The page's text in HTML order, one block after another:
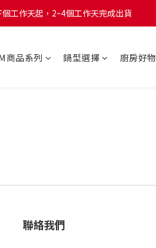
工作天起，2~4個工作天完成出貨
工作天起，2~4個工作天完成出貨
工作天起，2~4個工作天完成出貨
商品系列 鍋型選擇 廚房好物
聯絡我們